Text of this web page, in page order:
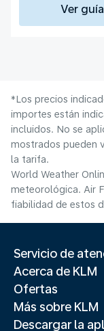
Ver guía
*Los precios
importes están
incluidos. No se
mostrados pueden
la tarifa.
World Weather
meteorológica. Air
fiabilidad de estos
Servicio de
Acerca de KLM
Ofertas
Más sobre KLM
Descargar la